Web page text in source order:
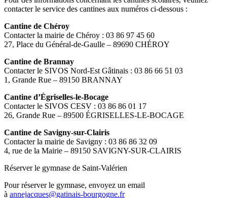
contacter le service des cantines aux numéros ci-dessous :
Cantine de Chéroy
Contacter la mairie de Chéroy : 03 86 97 45 60
27, Place du Général-de-Gaulle – 89690 CHÉROY
Cantine de Brannay
Contacter le SIVOS Nord-Est Gâtinais : 03 86 66 51 03
1, Grande Rue – 89150 BRANNAY
Cantine d’Égriselles-le-Bocage
Contacter le SIVOS CESV : 03 86 86 01 17
26, Grande Rue – 89500 ÉGRISELLES-LE-BOCAGE
Cantine de Savigny-sur-Clairis
Contacter la mairie de Savigny : 03 86 86 32 09
4, rue de la Mairie – 89150 SAVIGNY-SUR-CLAIRIS
Réserver le gymnase de Saint-Valérien
Pour réserver le gymnase, envoyez un email
à annejacques@gatinais-bourgogne.fr